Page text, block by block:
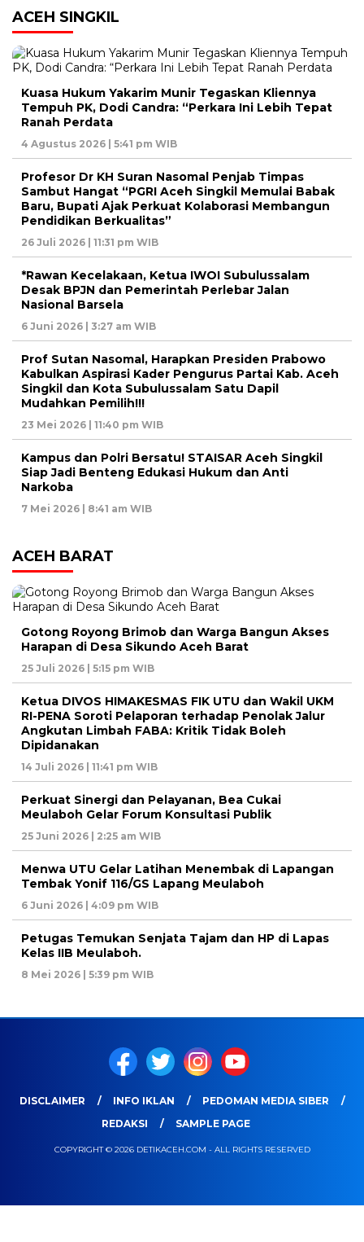
ACEH SINGKIL
Kuasa Hukum Yakarim Munir Tegaskan Kliennya
Tempuh PK, Dodi Candra: “Perkara Ini Lebih Tepat
Ranah Perdata
4 Agustus 2026 | 5:41 pm WIB
Profesor Dr KH Suran Nasomal Penjab Timpas
Sambut Hangat “PGRI Aceh Singkil Memulai Babak
Baru, Bupati Ajak Perkuat Kolaborasi Membangun
Pendidikan Berkualitas”
26 Juli 2026 | 11:31 pm WIB
*Rawan Kecelakaan, Ketua IWOI Subulussalam
Desak BPJN dan Pemerintah Perlebar Jalan
Nasional Barsela
6 Juni 2026 | 3:27 am WIB
Prof Sutan Nasomal, Harapkan Presiden Prabowo
Kabulkan Aspirasi Kader Pengurus Partai Kab. Aceh
Singkil dan Kota Subulussalam Satu Dapil
Mudahkan Pemilih!!!
23 Mei 2026 | 11:40 pm WIB
Kampus dan Polri Bersatu! STAISAR Aceh Singkil
Siap Jadi Benteng Edukasi Hukum dan Anti
Narkoba
7 Mei 2026 | 8:41 am WIB
ACEH BARAT
Gotong Royong Brimob dan Warga Bangun Akses
Harapan di Desa Sikundo Aceh Barat
25 Juli 2026 | 5:15 pm WIB
Ketua DIVOS HIMAKESMAS FIK UTU dan Wakil UKM
RI-PENA Soroti Pelaporan terhadap Penolak Jalur
Angkutan Limbah FABA: Kritik Tidak Boleh
Dipidanakan
14 Juli 2026 | 11:41 pm WIB
Perkuat Sinergi dan Pelayanan, Bea Cukai
Meulaboh Gelar Forum Konsultasi Publik
25 Juni 2026 | 2:25 am WIB
Menwa UTU Gelar Latihan Menembak di Lapangan
Tembak Yonif 116/GS Lapang Meulaboh
6 Juni 2026 | 4:09 pm WIB
Petugas Temukan Senjata Tajam dan HP di Lapas
Kelas IIB Meulaboh.
8 Mei 2026 | 5:39 pm WIB
DISCLAIMER INFO IKLAN
PEDOMAN MEDIA SIBER
REDAKSI
SAMPLE PAGE
COPYRIGHT © 2026 DETIKACEH.COM - ALL RIGHTS RESERVED